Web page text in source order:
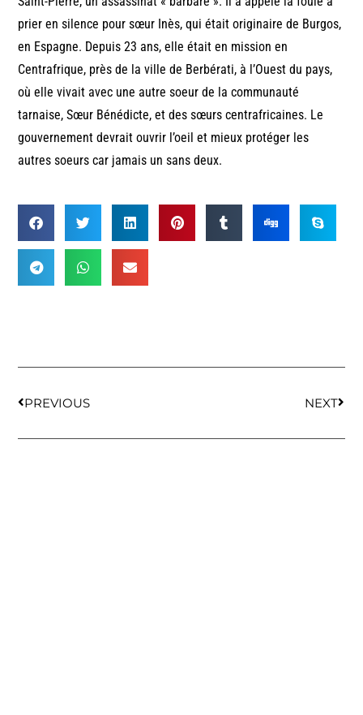
prier en silence pour sœur Inès, qui était originaire de Burgos,
en Espagne. Depuis 23 ans, elle était en mission en
Centrafrique, près de la ville de Berbérati, à l’Ouest du pays,
où elle vivait avec une autre soeur de la communauté
tarnaise, Sœur Bénédicte, et des sœurs centrafricaines. Le
gouvernement devrait ouvrir l’oeil et mieux protéger les
autres soeurs car jamais un sans deux.
PREVIOUS NEXT